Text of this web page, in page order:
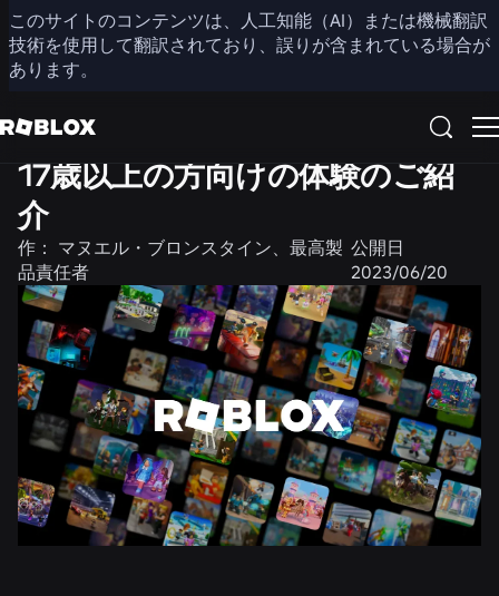
このサイトのコンテンツは、人工知能（AI）または機械翻訳
技術を使用して翻訳されており、誤りが含まれている場合が
あります。
共有
17歳以上の方向けの体験のご紹
介
作： マヌエル・ブロンスタイン、最高製
品責任者
公開日
2023/06/20